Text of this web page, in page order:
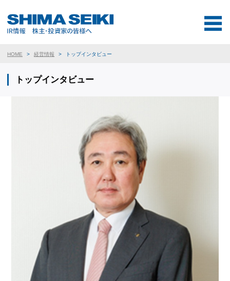
HOME 経営情報 トップインタビュー
トップインタビュー